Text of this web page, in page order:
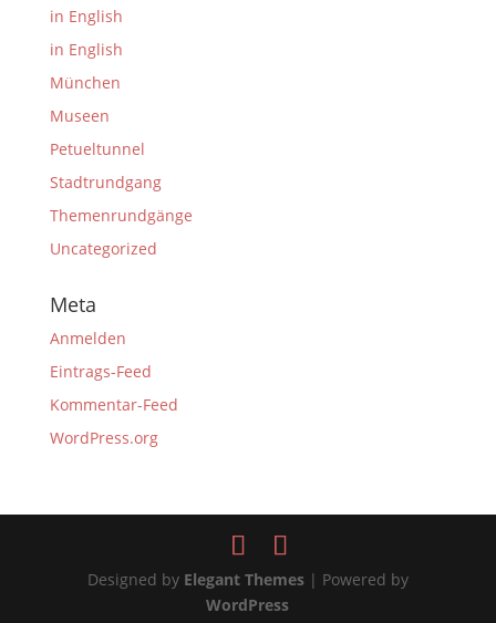
in English
in English
München
Museen
Petueltunnel
Stadtrundgang
Themenrundgänge
Uncategorized
Meta
Anmelden
Eintrags-Feed
Kommentar-Feed
WordPress.org
Designed by Elegant Themes| Powered by
WordPress